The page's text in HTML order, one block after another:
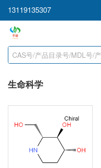
13119135307
生命科学